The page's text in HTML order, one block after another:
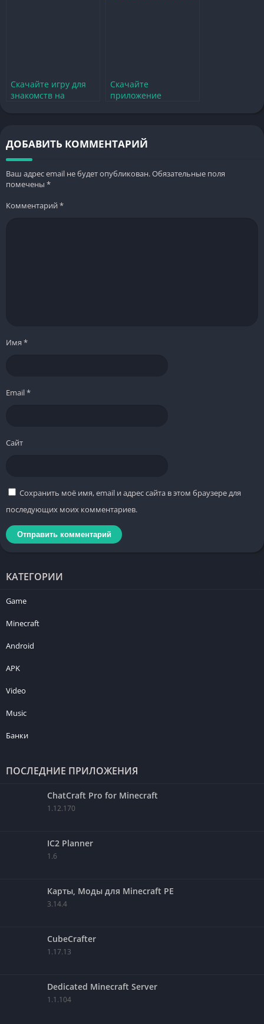
Скачайте игру для
знакомств на
Скачайте
приложение
ДОБАВИТЬ КОММЕНТАРИЙ
Ваш адрес email не будет опубликован.Обязательные поля
помечены *
Комментарий*
Имя *
Email*
Сайт
Сохранить моё имя, email и адрес сайта в этом браузере для
последующих моих комментариев.
КАТЕГОРИИ
Game
Minecraft
Android
APK
Video
Music
Банки
ПОСЛЕДНИЕ ПРИЛОЖЕНИЯ
ChatCraft Pro for Minecraft
1.12.170
IC2 Planner
1.6
Карты, Моды для Minecraft PE
3.14.4
CubeCrafter
1.17.13
Dedicated Minecraft Server
1.1.104